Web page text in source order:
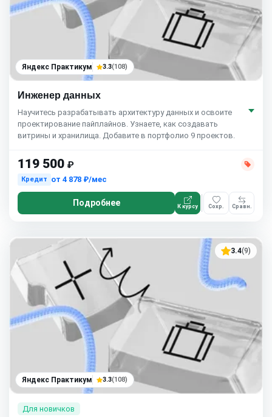
Яндекс Практикум 3.3(108)
Инженер данных
Научитесь разрабатывать архитектуру данных и освоите
проектирование пайплайнов. Узнаете, как создавать
витрины и хранилища. Добавите в портфолио 9 проектов.
119 500 ₽
Кредит от 4 878 ₽/мес
Подробнее К курсу Сохр. Сравн.
3.4(9)
Яндекс Практикум 3.3(108)
Для новичков